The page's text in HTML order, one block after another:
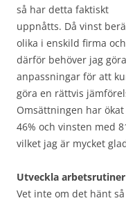
så har detta faktiskt
uppnåtts. Då vinst
olika i enskild firma
därför behöver jag göra
anpassningar för att
göra en rättvis
Omsättningen har ökat
46% och vinsten med
vilket jag är mycket
Utveckla arbetsrutiner
Vet inte om det hänt